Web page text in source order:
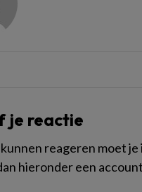
je reactie
reageren moet
hieronder een